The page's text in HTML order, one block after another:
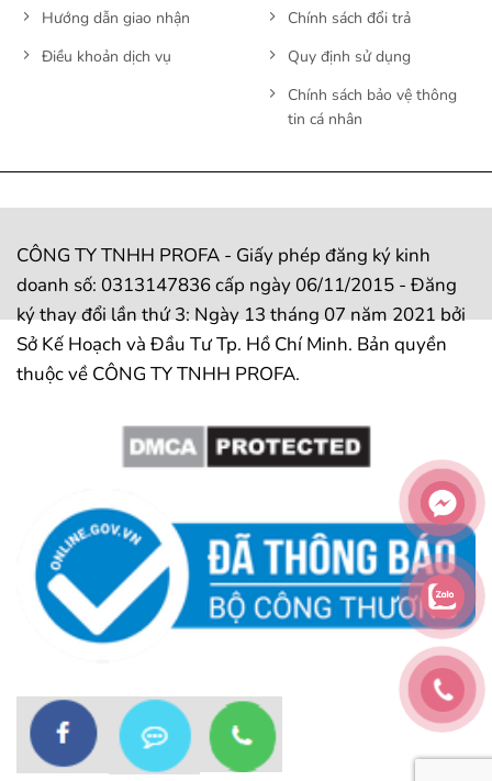
Hướng dẫn giao nhận
Điều khoản dịch vụ
Chính sách đổi trả
Quy định sử dụng
Chính sách bảo vệ thông
tin cá nhân
CÔNG TY TNHH PROFA - Giấy phép đăng ký kinh
doanh số: 0313147836 cấp ngày 06/11/2015 - Đăng
ký thay đổi lần thứ 3: Ngày 13 tháng 07 năm 2021 bởi
Sở Kế Hoạch và Đầu Tư Tp. Hồ Chí Minh. Bản quyền
thuộc về CÔNG TY TNHH PROFA.